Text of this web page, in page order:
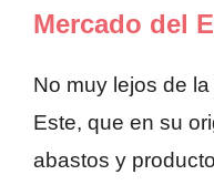
Mercado del
No muy lejos de
Este, que en su
abastos y